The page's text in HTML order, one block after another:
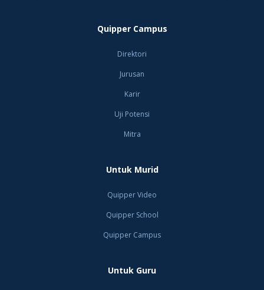
Quipper Campus
Direktori
Jurusan
Karir
Uji Potensi
Mitra
Untuk Murid
Quipper Video
Quipper School
Quipper Campus
Untuk Guru